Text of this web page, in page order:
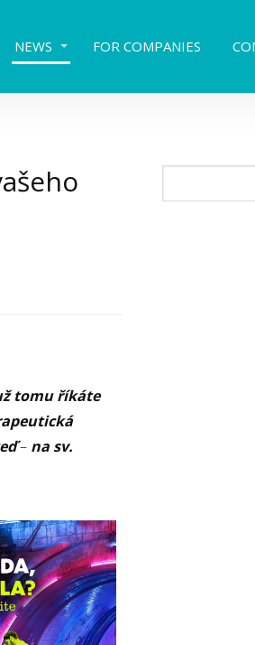
NEWS FOR COMPANIES
tomu říkáte
– na sv.